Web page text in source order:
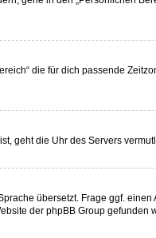
die für dich passende
die Uhr des Servers
übersetzt. Frage ggf.
der phpBB Group gefunden